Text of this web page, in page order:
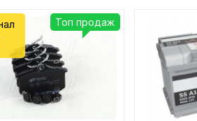
Топ продаж